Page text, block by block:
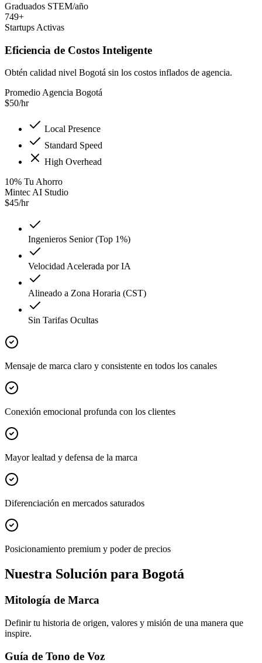
Graduados STEM/año
749+
Startups Activas
Eficiencia de Costos Inteligente
Obtén calidad nivel Bogotá sin los costos inflados de agencia.
Promedio Agencia Bogotá
$50/hr
Local Presence
Standard Speed
High Overhead
10% Tu Ahorro
Mintec AI Studio
$45/hr
Ingenieros Senior (Top 1%)
Velocidad Acelerada por IA
Alineado a Zona Horaria (CST)
Sin Tarifas Ocultas
Mensaje de marca claro y consistente en todos los canales
Conexión emocional profunda con los clientes
Mayor lealtad y defensa de la marca
Diferenciación en mercados saturados
Posicionamiento premium y poder de precios
Nuestra Solución para Bogotá
Mitología de Marca
Definir tu historia de origen, valores y misión de una manera que
inspire.
Guía de Tono de Voz